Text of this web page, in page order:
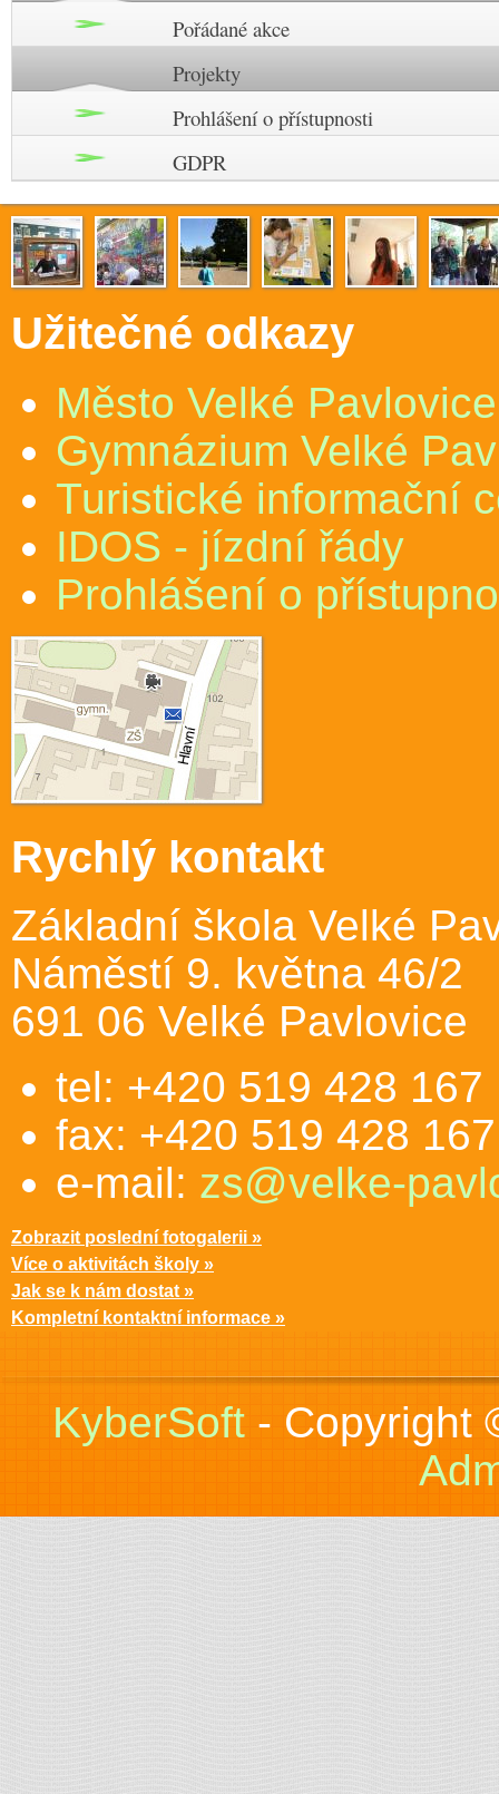
Pořádané akce
Projekty
Prohlášení o přístupnosti
GDPR
Užitečné odkazy
Město Velké Pavlovice
Gymnázium Velké
Turistické informační
IDOS - jízdní řády
Prohlášení o
Rychlý kontakt
Základní škola Velké
Náměstí 9. května 46/2
691 06 Velké Pavlovice
tel: +420 519 428 167
fax: +420 519 428 167
e-mail: zs@velke-
Zobrazit poslední fotogalerii »
Více o aktivitách školy »
Jak se k nám dostat »
Kompletní kontaktní informace »
KyberSoft- Copyright